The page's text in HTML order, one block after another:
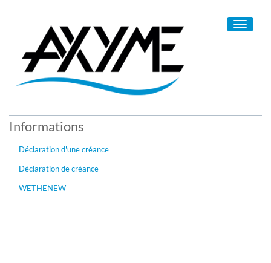
Toggle
Informations
Déclaration d'une créance
Déclaration de créance
WETHENEW